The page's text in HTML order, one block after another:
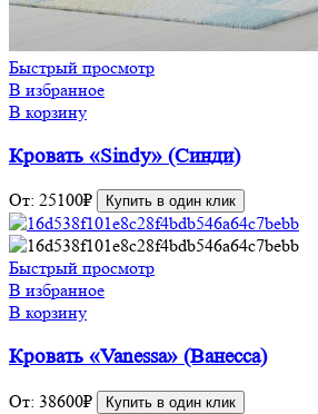
Быстрый просмотр
В избранное
В корзину
Кровать «Sindy» (Синди)
От: 25100₽ Купить в один клик
Быстрый просмотр
В избранное
В корзину
Кровать «Vanessa» (Ванесса)
От: 38600₽ Купить в один клик